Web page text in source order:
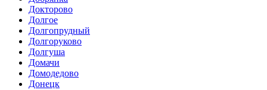
Докторово
Долгое
Долгопрудный
Долгоруково
Долгуша
Домачи
Домодедово
Донецк